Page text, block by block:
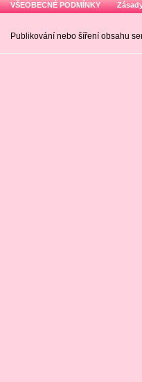
VŠEOBECNÉ PODMÍNKY
Publikování nebo šíření obsahu